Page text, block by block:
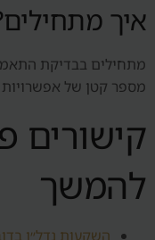
איך
מתחילים בבדיקת
מספר קטן של אפשרויות
קישורים
להמשך
השקעות נדל״ן